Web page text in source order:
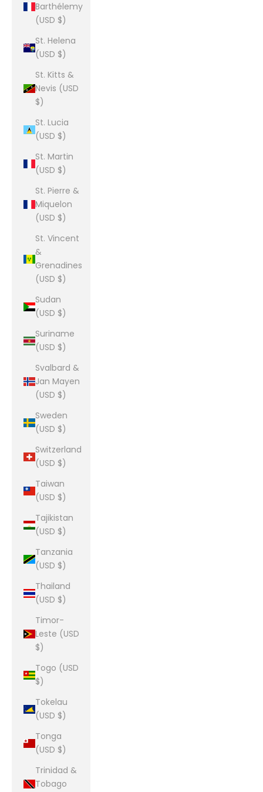
Barthélemy
(USD $)
St. Helena
(USD $)
St. Kitts &
Nevis (USD
$)
St. Lucia
(USD $)
St. Martin
(USD $)
St. Pierre &
Miquelon
(USD $)
St. Vincent
&
Grenadines
(USD $)
Sudan
(USD $)
Suriname
(USD $)
Svalbard &
Jan Mayen
(USD $)
Sweden
(USD $)
Switzerland
(USD $)
Taiwan
(USD $)
Tajikistan
(USD $)
Tanzania
(USD $)
Thailand
(USD $)
Timor-
Leste (USD
$)
Togo (USD
$)
Tokelau
(USD $)
Tonga
(USD $)
Trinidad &
Tobago